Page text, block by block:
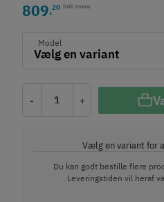
809,20 Inkl. moms
Model
- +
Vælg en variant for
Du kan godt bestille flere
Leveringstiden vil heraf